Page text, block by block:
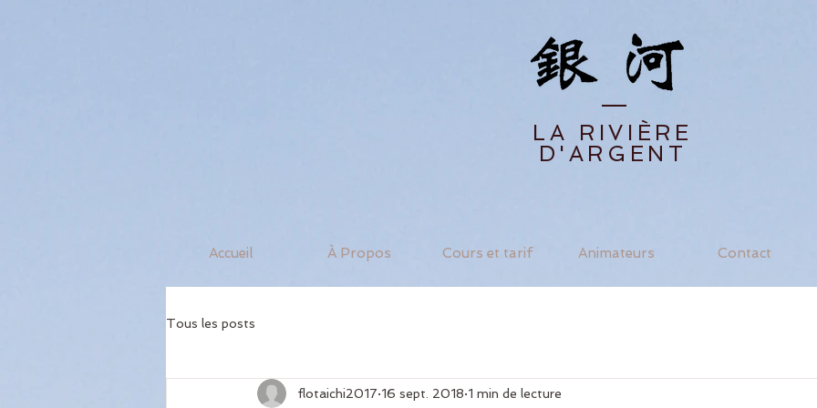
LA RIVIÈRE
D'ARGENT
Accueil À Propos Cours et tarif Animateurs Contact
Tous les posts
flotaichi2017 16 sept. 2018 1 min de lecture